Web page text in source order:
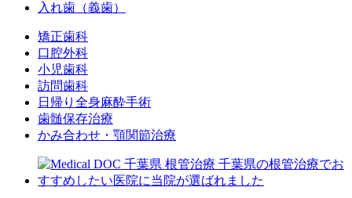
入れ歯（義歯）
矯正歯科
口腔外科
小児歯科
訪問歯科
日帰り全身麻酔手術
歯髄保存治療
かみ合わせ・顎関節治療